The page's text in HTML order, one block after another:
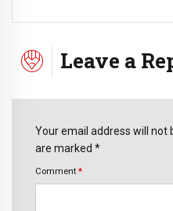
Leave a
Your email address will not
are marked *
Comment *